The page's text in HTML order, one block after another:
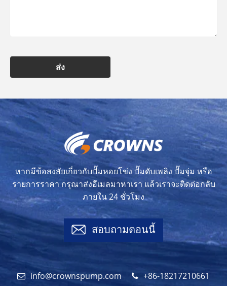
ส่ง
หากมีข้อสงสัยเกี่ยวกับปั๊มหอยโข่ง ปั๊มดับเพลิง ปั๊มจุ่ม หรือ
รายการราคา กรุณาส่งอีเมลมาหาเรา แล้วเราจะติดต่อกลับ
ภายใน 24 ชั่วโมง
สอบถามตอนนี้
+86-18217210661
info@crownspump.com